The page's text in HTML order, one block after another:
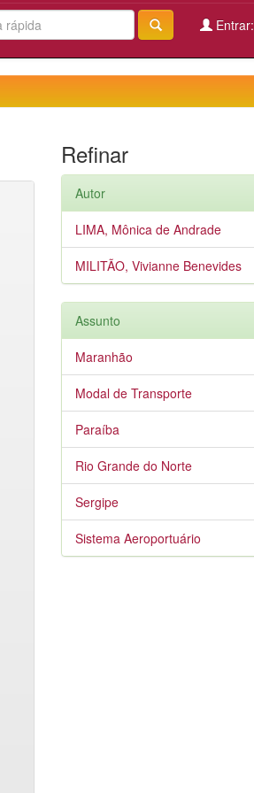
Entrar:
Refinar
Autor
LIMA, Mônica de Andrade
MILITÃO, Vivianne Benevides
Assunto
Maranhão
Modal de Transporte
Paraíba
Rio Grande do Norte
Sergipe
Sistema Aeroportuário